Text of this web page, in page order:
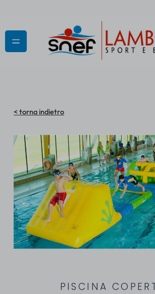
contenuto
< torna indietro
PISCINA